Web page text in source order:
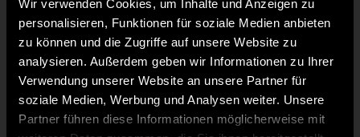
Wir verwenden Cookies, um Inhalte und Anzeigen zu
personalisieren, Funktionen für soziale Medien anbieten
zu können und die Zugriffe auf unsere Website zu
analysieren. Außerdem geben wir Informationen zu Ihrer
Verwendung unserer Website an unsere Partner für
soziale Medien, Werbung und Analysen weiter. Unsere
Partner führen diese Informationen möglicherweise mit
24' TOR 2:1, FELDTOR
Maximilian 15